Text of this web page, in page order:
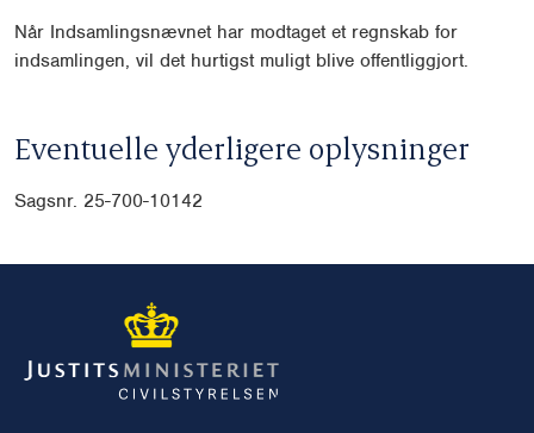
Når Indsamlingsnævnet har modtaget et regnskab for
indsamlingen, vil det hurtigst muligt blive offentliggjort.
Eventuelle yderligere oplysninger
Sagsnr. 25-700-10142